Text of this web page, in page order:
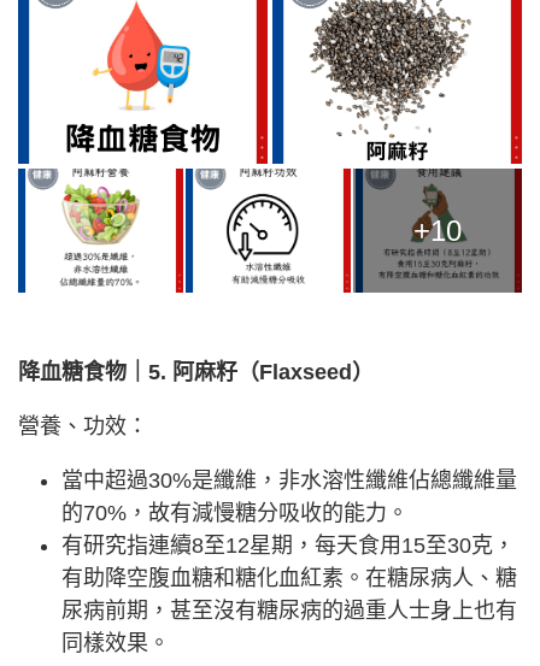
+10
降血糖食物｜5. 阿麻籽（Flaxseed）
營養、功效：
當中超過30%是纖維，非水溶性纖維佔總纖維量
的70%，故有減慢糖分吸收的能力。
有研究指連續8至12星期，每天食用15至30克，
有助降空腹血糖和糖化血紅素。在糖尿病人、糖
尿病前期，甚至沒有糖尿病的過重人士身上也有
同樣效果。